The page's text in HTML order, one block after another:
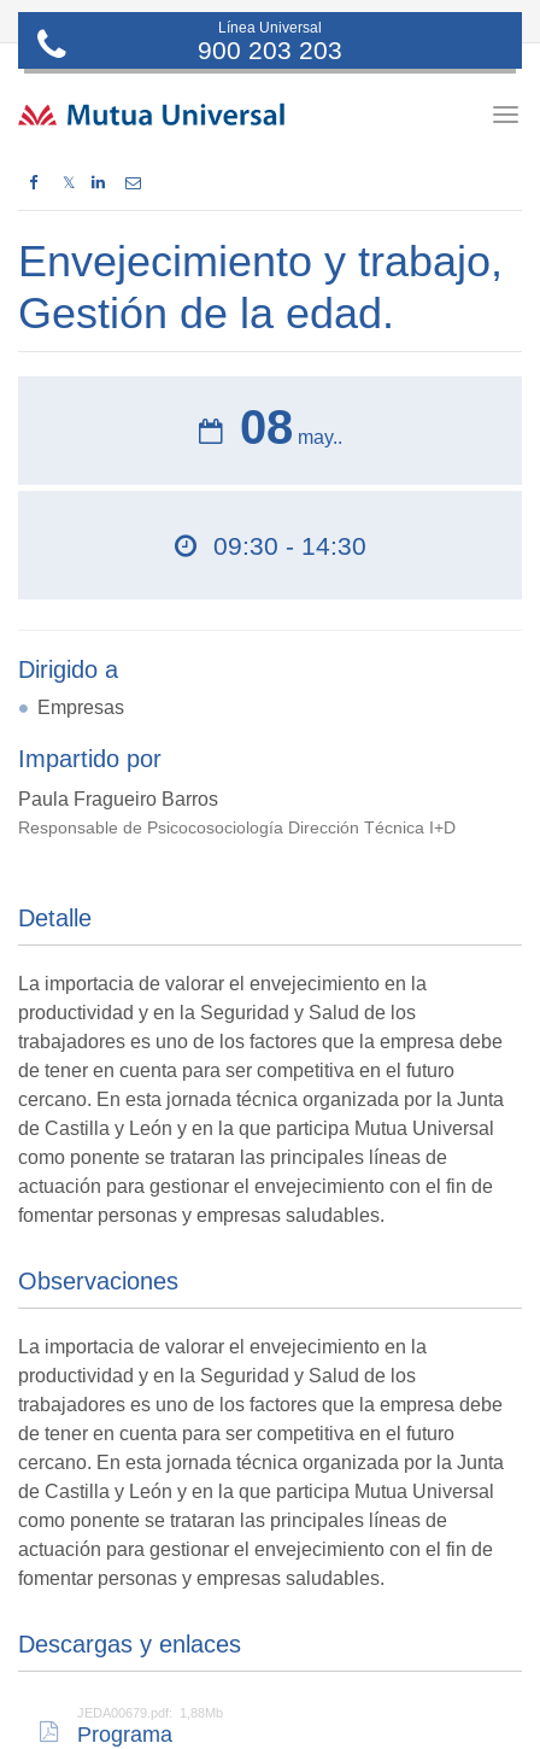
Línea Universal
900 203 203
𝕏
Envejecimiento y trabajo,
Gestión de la edad.
08 may..
09:30 - 14:30
Dirigido a
Empresas
Impartido por
Paula Fragueiro Barros
Responsable de Psicocosociología Dirección Técnica I+D
Detalle
La importacia de valorar el envejecimiento en la
productividad y en la Seguridad y Salud de los
trabajadores es uno de los factores que la empresa debe
de tener en cuenta para ser competitiva en el futuro
cercano. En esta jornada técnica organizada por la Junta
de Castilla y León y en la que participa Mutua Universal
como ponente se trataran las principales líneas de
actuación para gestionar el envejecimiento con el fin de
fomentar personas y empresas saludables.
Observaciones
La importacia de valorar el envejecimiento en la
productividad y en la Seguridad y Salud de los
trabajadores es uno de los factores que la empresa debe
de tener en cuenta para ser competitiva en el futuro
cercano. En esta jornada técnica organizada por la Junta
de Castilla y León y en la que participa Mutua Universal
como ponente se trataran las principales líneas de
actuación para gestionar el envejecimiento con el fin de
fomentar personas y empresas saludables.
Descargas y enlaces
JEDA00679.pdf: 1,88Mb
Programa